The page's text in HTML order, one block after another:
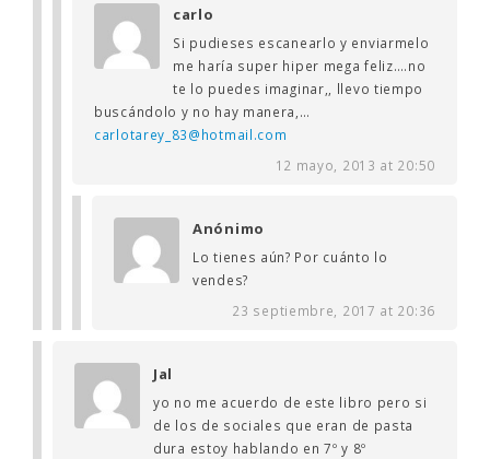
carlo
Si pudieses escanearlo y enviarmelo
me haría super hiper mega feliz….no
te lo puedes imaginar,, llevo tiempo
buscándolo y no hay manera,…
carlotarey_83@hotmail.com
12 mayo, 2013 at 20:50
Anónimo
Lo tienes aún? Por cuánto lo
vendes?
23 septiembre, 2017 at 20:36
Jal
yo no me acuerdo de este libro pero si
de los de sociales que eran de pasta
dura estoy hablando en 7º y 8º